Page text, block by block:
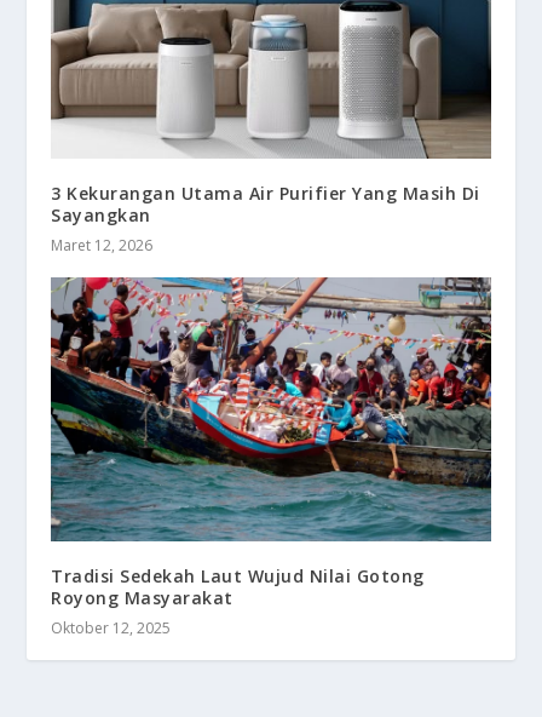
3 Kekurangan Utama Air Purifier Yang Masih Di
Sayangkan
Maret 12, 2026
Tradisi Sedekah Laut Wujud Nilai Gotong
Royong Masyarakat
Oktober 12, 2025